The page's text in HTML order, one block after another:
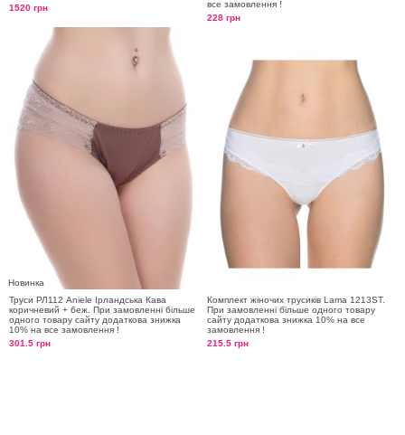
1520 грн
все замовлення !
228 грн
Новинка
Труси РЛ112 Aniele Ірландська Кава
коричневий + беж. При замовленні більше
одного товару сайту додаткова знижка
10% на все замовлення !
301.5 грн
Комплект жіночих трусиків Lama 1213ST.
При замовленні більше одного товару
сайту додаткова знижка 10% на все
замовлення !
215.5 грн